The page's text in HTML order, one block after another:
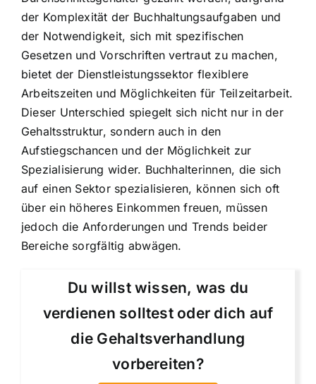
der Komplexität der Buchhaltungsaufgaben und
der Notwendigkeit, sich mit spezifischen
Gesetzen und Vorschriften vertraut zu machen,
bietet der Dienstleistungssektor flexiblere
Arbeitszeiten und Möglichkeiten für Teilzeitarbeit.
Dieser Unterschied spiegelt sich nicht nur in der
Gehaltsstruktur, sondern auch in den
Aufstiegschancen und der Möglichkeit zur
Spezialisierung wider. Buchhalterinnen, die sich
auf einen Sektor spezialisieren, können sich oft
über ein höheres Einkommen freuen, müssen
jedoch die Anforderungen und Trends beider
Bereiche sorgfältig abwägen.
Du willst wissen, was du
verdienen solltest oder dich auf
die Gehaltsverhandlung
vorbereiten?